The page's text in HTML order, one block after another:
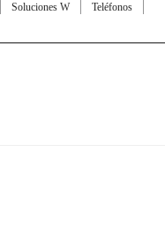
Soluciones W
Teléfonos